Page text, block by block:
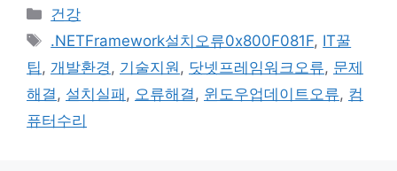
카
테
리
건강
태
그
.NETFramework설치오류0x800F081F, IT꿀
팁 , 개발환경 , 기술지원 , 닷넷프레임워크오류, 문제
해결 , 설치실패 , 오류해결 , 윈도우업데이트오류, 컴
퓨터수리